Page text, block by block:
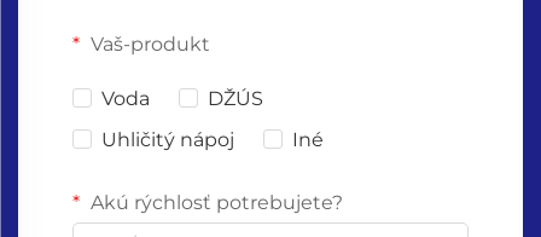
Vaš-produkt
Voda
DŽÚS
Uhličitý nápoj
Iné
Akú rýchlosť potrebujete?